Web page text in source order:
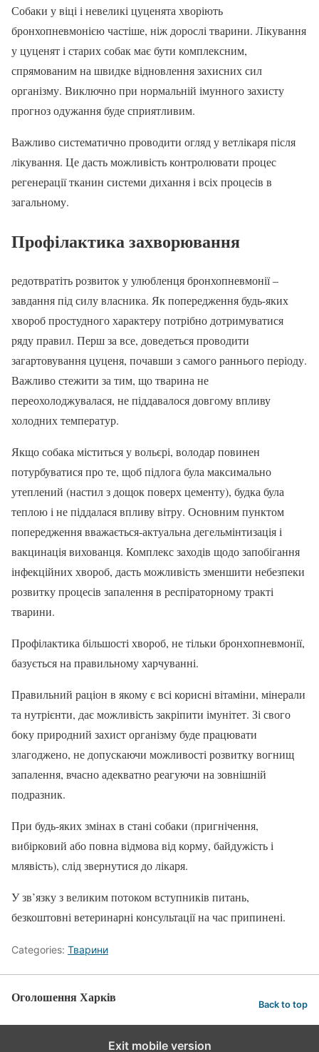
Собаки у віці і невеликі цуценята хворіють
бронхопневмонією частіше, ніж дорослі тварини. Лікування
у цуценят і старих собак має бути комплексним,
спрямованим на швидке відновлення захисних сил
організму. Виключно при нормальній імунного захисту
прогноз одужання буде сприятливим.
Важливо систематично проводити огляд у ветлікаря після
лікування. Це дасть можливість контролювати процес
регенерації тканин системи дихання і всіх процесів в
загальному.
Профілактика захворювання
редотвратіть розвиток у улюбленця бронхопневмонії –
завдання під силу власника. Як попередження будь-яких
хвороб простудного характеру потрібно дотримуватися
ряду правил. Перш за все, доведеться проводити
загартовування цуценя, почавши з самого раннього періоду.
Важливо стежити за тим, що тварина не
переохолоджувалася, не піддавалося довгому впливу
холодних температур.
Якщо собака міститься у вольєрі, володар повинен
потурбуватися про те, щоб підлога була максимально
утеплений (настил з дощок поверх цементу), будка була
теплою і не піддалася впливу вітру. Основним пунктом
попередження вважається-актуальна дегельмінтизація і
вакцинація вихованця. Комплекс заходів щодо запобігання
інфекційних хвороб, дасть можливість зменшити небезпеки
розвитку процесів запалення в респіраторному тракті
тварини.
Профілактика більшості хвороб, не тільки бронхопневмонії,
базується на правильному харчуванні.
Правильний раціон в якому є всі корисні вітаміни, мінерали
та нутрієнти, дає можливість закріпити імунітет. Зі свого
боку природний захист організму буде працювати
злагоджено, не допускаючи можливості розвитку вогнищ
запалення, вчасно адекватно реагуючи на зовнішній
подразник.
При будь-яких змінах в стані собаки (пригнічення,
вибірковий або повна відмова від корму, байдужість і
млявість), слід звернутися до лікаря.
У зв’язку з великим потоком вступників питань,
безкоштовні ветеринарні консультації на час припинені.
Categories: Тварини
Оголошення Харків Back to top
Exit mobile version